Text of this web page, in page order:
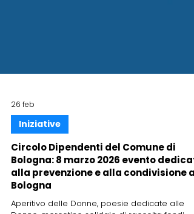
26 feb
Iniziative
Circolo Dipendenti del Comune di
Bologna: 8 marzo 2026 evento
alla prevenzione e alla condivisione a
Bologna